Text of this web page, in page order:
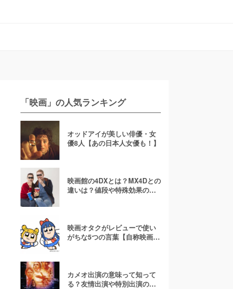
「映画」の人気ランキング
オッドアイが美しい俳優・女
優8人【あの日本人女優も！】
映画館の4DXとは？MX4Dとの
違いは？値段や特殊効果の注
映画オタクがレビューで使い
がちな5つの言葉【自称映画オ
カメオ出演の意味って知って
る？友情出演や特別出演の違